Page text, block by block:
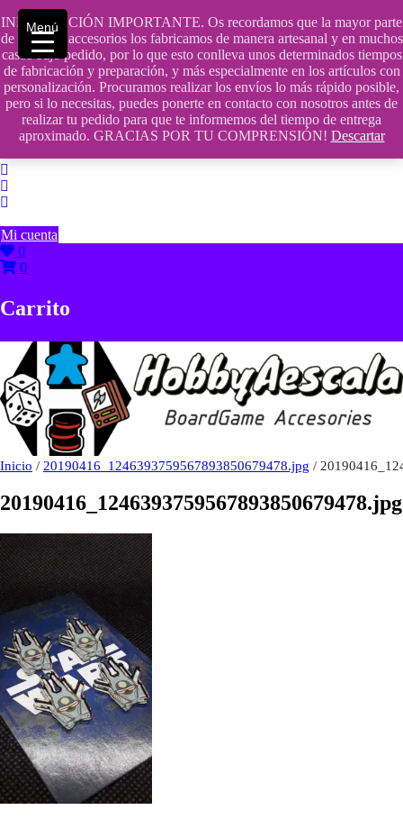
INFORMACIÓN IMPORTANTE. Os recordamos que la mayor parte
de nuestros accesorios los fabricamos de manera artesanal y en muchos
casos bajo pedido, por lo que esto conlleva unos determinados tiempos
de fabricación y preparación, y más especialmente en los artículos con
personalización. Procuramos realizar los envíos lo más rápido posible,
pero si lo necesitas, puedes ponerte en contacto con nosotros antes de
realizar tu pedido para que te informemos del tiempo de entrega
aproximado. GRACIAS POR TU COMPRENSIÓN! Descartar
Saltar
contenido
609241475 SOLO DE 10:00 a 14:00
info@hobbyaescala.com
San Fernando de Henares
10:00 - 14:00
Mi cuenta
0
0
Carrito
Inicio / 20190416_1246393759567893850679478.jpg /
20190416_1246393759567893850679478.jpg
Menú